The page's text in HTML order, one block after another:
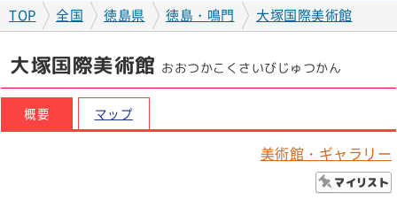
TOP
全国 徳島県 徳島・鳴門 大塚国際美術館
大塚国際美術館 おおつかこくさいびじゅつかん
概要 マップ
美術館・ギャラリー